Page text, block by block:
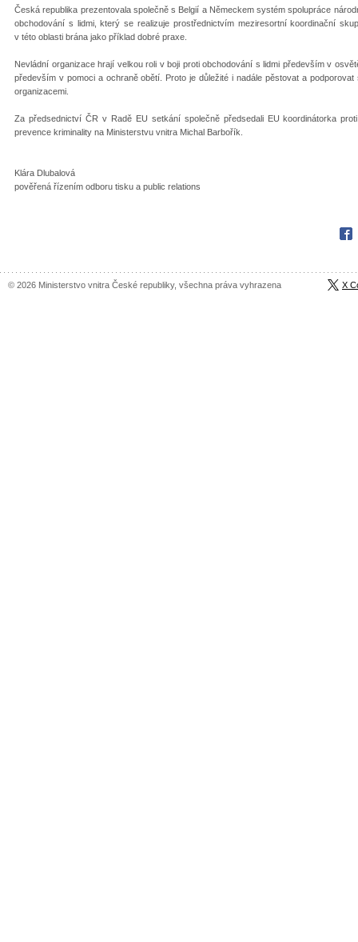
Česká republika prezentovala společně s Belgií a Německem systém spolupráce
obchodování s lidmi, který se realizuje prostřednictvím meziresortní koordinační
v této oblasti brána jako příklad dobré praxe.
Nevládní organizace hrají velkou roli v boji proti obchodování s lidmi především v
především v pomoci a ochraně obětí. Proto je důležité i nadále pěstovat a
organizacemi.
Za předsednictví ČR v Radě EU setkání společně předsedali EU koordinátorka
prevence kriminality na Ministerstvu vnitra Michal Barbořík.
Klára Dlubalová
pověřená řízením odboru tisku a public relations
© 2026 Ministerstvo vnitra České republiky, všechna práva vyhrazena X